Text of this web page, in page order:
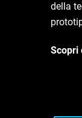
della
Scopri